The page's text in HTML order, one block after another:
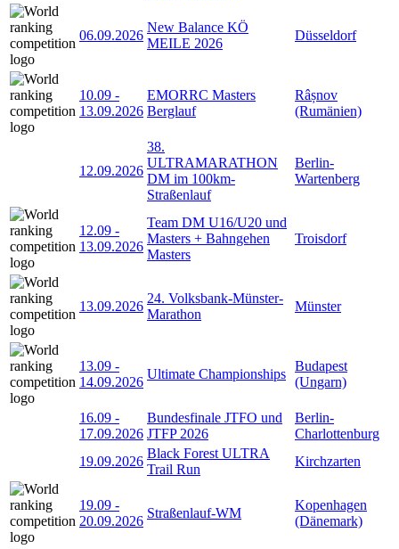
06.09.2026
New Balance KÖ
MEILE 2026
Düsseldorf
10.09 -
13.09.2026
EMORRC Masters
Berglauf
Râșnov
(Rumänien)
12.09.2026
38.
ULTRAMARATHON
DM im 100km-
Straßenlauf
Berlin-
Wartenberg
12.09 -
13.09.2026
Team DM U16/U20 und
Masters + Bahngehen
Masters
Troisdorf
13.09.2026
24. Volksbank-Münster-
Marathon
Münster
13.09 -
14.09.2026
Ultimate Championships
Budapest
(Ungarn)
16.09 -
17.09.2026
Bundesfinale JTFO und
JTFP 2026
Berlin-
Charlottenburg
19.09.2026
Black Forest ULTRA
Trail Run
Kirchzarten
19.09 -
20.09.2026
Straßenlauf-WM
Kopenhagen
(Dänemark)